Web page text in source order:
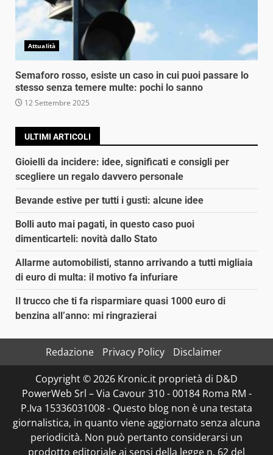
Attualità
Semaforo rosso, esiste un caso in cui puoi passare lo
stesso senza temere multe: pochi lo sanno
12 Settembre 2025
ULTIMI ARTICOLI
Gioielli da incidere: idee, significati e consigli per
scegliere un regalo davvero personale
Bevande estive per tutti i gusti: alcune idee
Bolli auto mai pagati, in questo caso puoi
dimenticarteli: novità dallo Stato
Allarme automobilisti, stanno arrivando a tutti migliaia
di euro di multa: il motivo fa infuriare
Il trucco che ti fa risparmiare quasi 1000 euro di
benzina all’anno: mi ringrazierai
Redazione Privacy Policy
Disclaimer
Copyright © 2026 Kronic.it proprietà di D&D
PowerWeb Srl – Via Cavour 310 - 00184 Roma RM -
P.Iva 15336031008 - Questo blog non è una testata
giornalistica, in quanto viene aggiornato senza alcuna
periodicità. Non può pertanto considerarsi un
prodotto editoriale ai sensi della legge n. 62 del